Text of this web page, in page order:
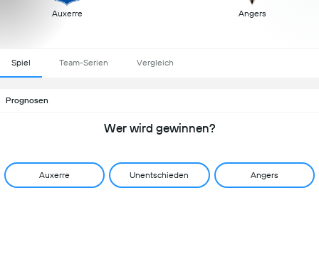
Auxerre Angers
Spiel Team-Serien Vergleich
Prognosen
Wer wird gewinnen?
Auxerre Unentschieden Angers